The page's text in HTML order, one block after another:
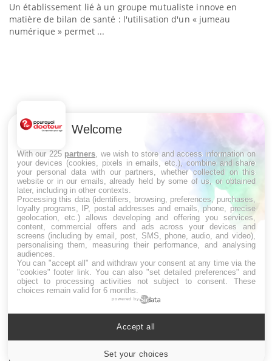
Un établissement lié à un groupe mutualiste innove en
matière de bilan de santé : l'utilisation d'un « jumeau
numérique » permet ...
LES MALADIES
Hypotension orthostatique : quand la
pression artérielle chute au lever
Drépanocytose : une déformation des
globules rouges aux conséquences graves
Maladie de Charcot (Sclérose latérale
amyotrophique)
Welcome
With our 225 partners , we wish to store and access information on
your devices (cookies, pixels in emails, etc.), combine and share
your personal data with our partners, whether collected on this
website or in our emails, already held by some of us, or obtained
later, including in other contexts.
Processing this data (identifiers, browsing, preferences, purchases,
loyalty programs, IP, postal addresses and emails, phone, precise
geolocation, etc.) allows developing and offering you services,
content, commercial offers and ads across your devices and
screens (including by email, post, SMS, phone, audio, and video),
personalising them, measuring their performance, and analysing
audiences.
You can "accept all" and withdraw your consent at any time via the
"cookies" footer link . You can also "set detailed preferences" and
object to processing activities not subject to consent. These
choices remain valid for 6 months.
powered by
Set your choices
Accept all